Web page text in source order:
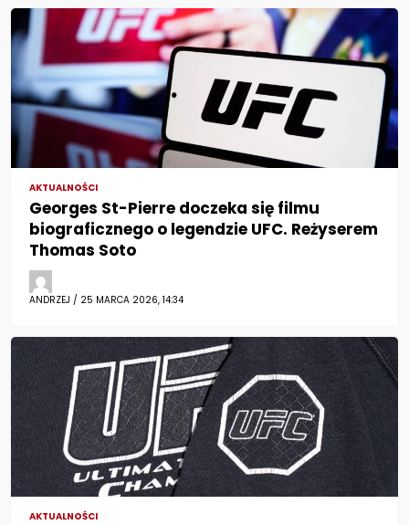
AKTUALNOŚCI
Georges St-Pierre doczeka się filmu
biograficznego o legendzie UFC. Reżyserem
Thomas Soto
ANDRZEJ / 25 MARCA 2026, 14:34
AKTUALNOŚCI